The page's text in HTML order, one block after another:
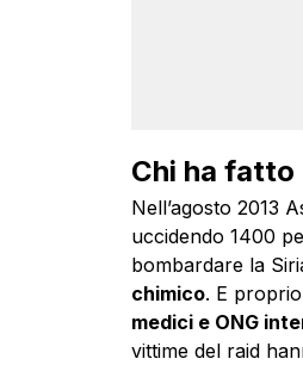
Chi ha fatto
Nell’agosto 2013
uccidendo 1400
bombardare la
chimico. E
medici e ONG
vittime del raid